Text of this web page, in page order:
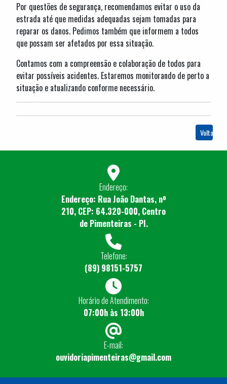
Por questões de segurança, recomendamos evitar o uso da
estrada até que medidas adequadas sejam tomadas para
reparar os danos. Pedimos também que informem a todos
que possam ser afetados por essa situação.
Contamos com a compreensão e colaboração de todos para
evitar possíveis acidentes. Estaremos monitorando de perto a
situação e atualizando conforme necessário.
Voltar
Endereço:
Endereço: Rua João Dantas, nº
210, CEP: 64.320-000, Centro
de Pimenteiras - PI.
Telefone:
(89) 98151-5757
Horário de Atendimento:
07:00h às 13:00h
E-mail:
ouvidoriapimenteiras@gmail.com